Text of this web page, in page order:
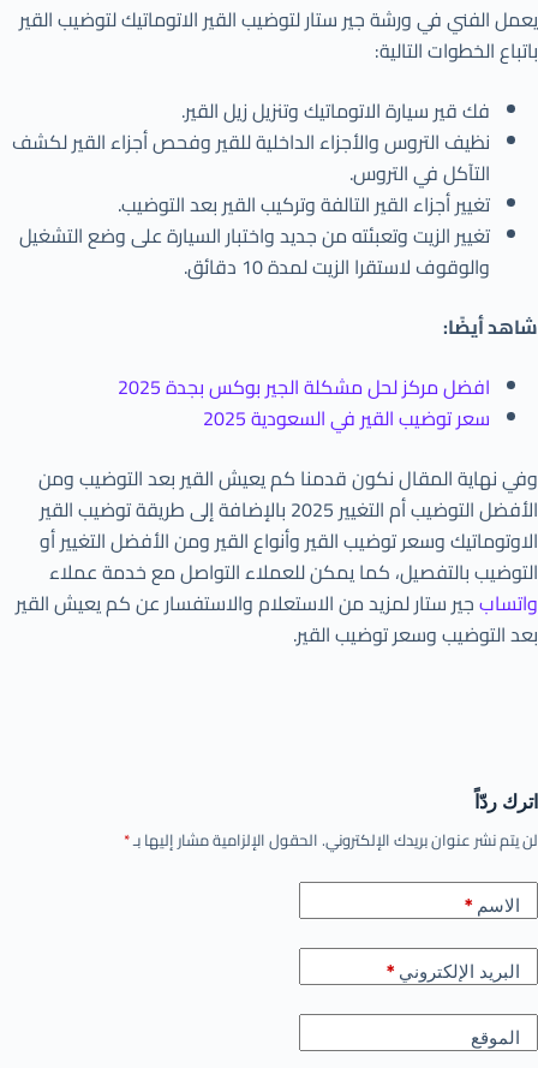
يعمل الفني في ورشة جير ستار لتوضيب القير الاتوماتيك لتوضيب القير
باتباع الخطوات التالية:
فك قير سيارة الاتوماتيك وتنزيل زيل القير.
نظيف التروس والأجزاء الداخلية للقير وفحص أجزاء القير لكشف
التآكل في التروس.
تغيير أجزاء القير التالفة وتركيب القير بعد التوضيب.
تغيير الزيت وتعبئته من جديد واختبار السيارة على وضع التشغيل
والوقوف لاستقرا الزيت لمدة 10 دقائق.
شاهد أيضًا:
افضل مركز لحل مشكلة الجير بوكس بجدة 2025
سعر توضيب القير في السعودية 2025
وفي نهاية المقال نكون قدمنا كم يعيش القير بعد التوضيب ومن
الأفضل التوضيب أم التغيير 2025 بالإضافة إلى طريقة توضيب القير
الاوتوماتيك وسعر توضيب القير وأنواع القير ومن الأفضل التغيير أو
التوضيب بالتفصيل، كما يمكن للعملاء التواصل مع خدمة عملاء
واتسابجير ستار لمزيد من الاستعلام والاستفسار عن كم يعيش القير
بعد التوضيب وسعر توضيب القير.
اترك ردّاً
لن يتم نشر عنوان بريدك الإلكتروني.الحقول الإلزامية مشار إليها بـ*
الاسم *
البريد الإلكتروني *
الموقع